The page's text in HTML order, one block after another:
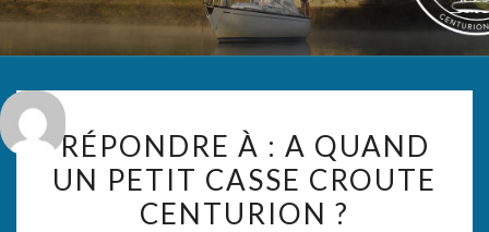
32
Passionnés
À :
A
QUAND
RÉPONDRE À : A QUAND
UN PETIT CASSE CROUTE
CENTURION ?